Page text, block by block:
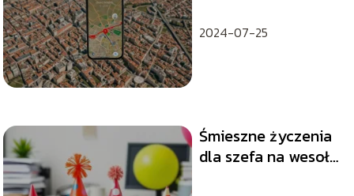
2024-07-25
Śmieszne życzenia
dla szefa na wesoło: